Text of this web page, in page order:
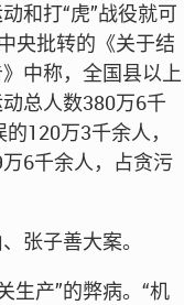
和打“虎”战役就可
央批转的《关于结
中称，全国县以上
总人数380万6千
120万3千余人，
6千余人，占贪污
张子善大案。
生产”的弊病。“机